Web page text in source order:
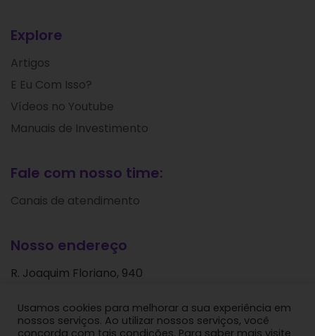
Explore
Artigos
E Eu Com Isso?
Vídeos no Youtube
Manuais de Investimento
Fale com nosso time:
Canais de atendimento
Nosso endereço
R. Joaquim Floriano, 940
São Paulo - SP
CEP: 04534-004
Usamos cookies para melhorar a sua experiência em
nossos serviços. Ao utilizar nossos serviços, você
concorda com tais condições. Para saber mais visite